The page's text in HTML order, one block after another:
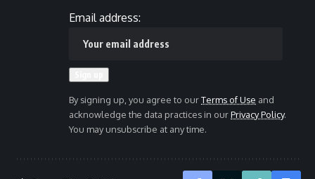
Email address:
By signing up, you agree to ourTerms of Use and
acknowledge the data practices in ourPrivacy Policy.
You may unsubscribe at any time.